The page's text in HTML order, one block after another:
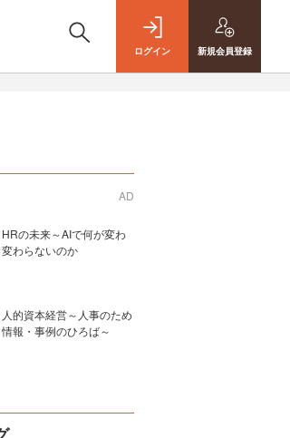
ログイン 新規会員登録
AD
HRの未来～AIで何が変わ
わらないのか
人的資本経営～人事のため
報・事例のひろば～